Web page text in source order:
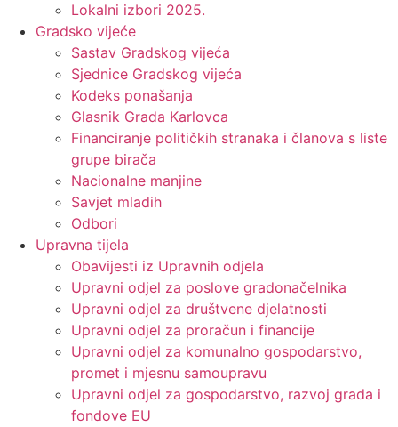
Lokalni izbori 2025.
Gradsko vijeće
Sastav Gradskog vijeća
Sjednice Gradskog vijeća
Kodeks ponašanja
Glasnik Grada Karlovca
Financiranje političkih stranaka i članova s liste
grupe birača
Nacionalne manjine
Savjet mladih
Odbori
Upravna tijela
Obavijesti iz Upravnih odjela
Upravni odjel za poslove gradonačelnika
Upravni odjel za društvene djelatnosti
Upravni odjel za proračun i financije
Upravni odjel za komunalno gospodarstvo,
promet i mjesnu samoupravu
Upravni odjel za gospodarstvo, razvoj grada i
fondove EU